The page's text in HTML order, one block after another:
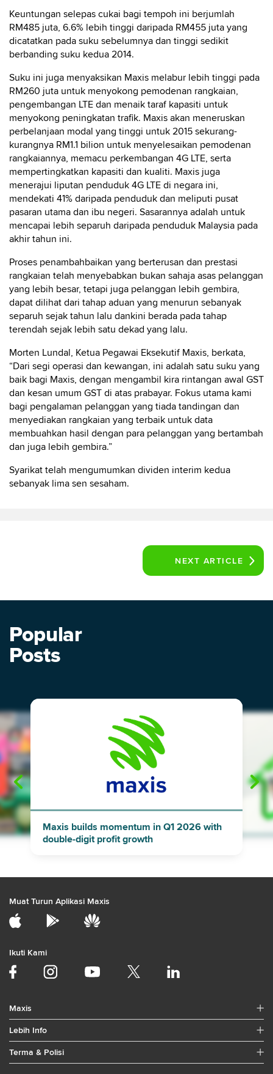
Keuntungan selepas cukai bagi tempoh ini berjumlah
RM485 juta, 6.6% lebih tinggi daripada RM455 juta yang
dicatatkan pada suku sebelumnya dan tinggi sedikit
berbanding suku kedua 2014.
Suku ini juga menyaksikan Maxis melabur lebih tinggi pada
RM260 juta untuk menyokong pemodenan rangkaian,
pengembangan LTE dan menaik taraf kapasiti untuk
menyokong peningkatan trafik. Maxis akan meneruskan
perbelanjaan modal yang tinggi untuk 2015 sekurang-
kurangnya RM1.1 bilion untuk menyelesaikan pemodenan
rangkaiannya, memacu perkembangan 4G LTE, serta
mempertingkatkan kapasiti dan kualiti. Maxis juga
menerajui liputan penduduk 4G LTE di negara ini,
mendekati 41% daripada penduduk dan meliputi pusat
pasaran utama dan ibu negeri. Sasarannya adalah untuk
mencapai lebih separuh daripada penduduk Malaysia pada
akhir tahun ini.
Proses penambahbaikan yang berterusan dan prestasi
rangkaian telah menyebabkan bukan sahaja asas pelanggan
yang lebih besar, tetapi juga pelanggan lebih gembira,
dapat dilihat dari tahap aduan yang menurun sebanyak
separuh sejak tahun lalu dankini berada pada tahap
terendah sejak lebih satu dekad yang lalu.
Morten Lundal, Ketua Pegawai Eksekutif Maxis, berkata,
“Dari segi operasi dan kewangan, ini adalah satu suku yang
baik bagi Maxis, dengan mengambil kira rintangan awal GST
dan kesan umum GST di atas prabayar. Fokus utama kami
bagi pengalaman pelanggan yang tiada tandingan dan
menyediakan rangkaian yang terbaik untuk data
membuahkan hasil dengan para pelanggan yang bertambah
dan juga lebih gembira.”
Syarikat telah mengumumkan dividen interim kedua
sebanyak lima sen sesaham.
NEXT ARTICLE
Popular
Posts
"
Maxis builds momentum in Q1 2026 with
double-digit profit growth
Muat Turun Aplikasi Maxis
Ikuti Kami
Maxis
Lebih Info
Terma & Polisi